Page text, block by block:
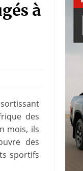
à
des
mois, ils
des
sportifs